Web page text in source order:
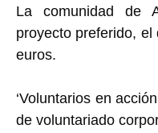
La comunidad de
proyecto preferido,
euros.
‘Voluntarios en
de voluntariado